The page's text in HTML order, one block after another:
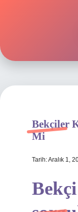
Hakkımızda
Bekçiler
Mi
Tarih: Aralık 1,